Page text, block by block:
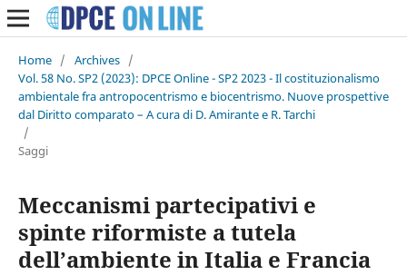
Home / Archives /
Vol. 58 No. SP2 (2023): DPCE Online - SP2 2023 - Il costituzionalismo
ambientale fra antropocentrismo e biocentrismo. Nuove prospettive
dal Diritto comparato – A cura di D. Amirante e R. Tarchi
/
Saggi
Meccanismi partecipativi e
spinte riformiste a tutela
dell’ambiente in Italia e Francia